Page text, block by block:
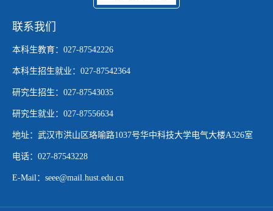
联系我们
本科生教育：027-87542226
本科生招生就业：027-87542364
研究生招生：027-87543035
研究生就业：027-87556634
地址：武汉市洪山区珞喻路1037号华中科技大学电气大楼A326室
电话：027-87543228
E-Mail：seee@mail.hust.edu.cn